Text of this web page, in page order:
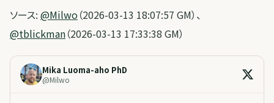
ソース: @Milwo（2026-03-13 18:07:57 GM）、
@tblickman（2026-03-13 17:33:38 GM）
Mika Luoma-aho PhD
@Milwo